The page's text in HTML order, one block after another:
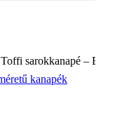
Toffi sarokkanapé – B - ()